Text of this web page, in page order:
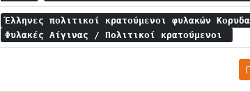
Έλληνες πολιτικοί κρατούμενοι φυλακών
Φυλακές Αίγινας / Πολιτικοί κρατούμενοι